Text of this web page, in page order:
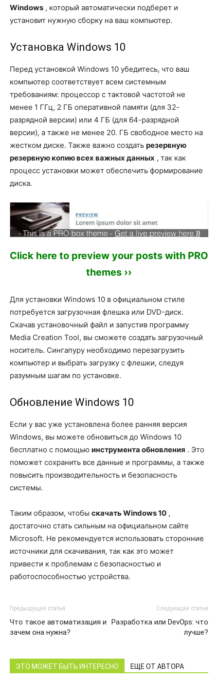
Windows , который автоматически подберет и
установит нужную сборку на ваш компьютер.
Установка Windows 10
Перед установкой Windows 10 убедитесь, что ваш
компьютер соответствует всем системным
требованиям: процессор с тактовой частотой не
менее 1 ГГц, 2 ГБ оперативной памяти (для 32-
разрядной версии) или 4 ГБ (для 64-разрядной
версии), а также не менее 20. ГБ свободное место на
жестком диске. Также важно создать резервную
резервную копию всех важных данных , так как
процесс установки может обеспечить формирование
диска.
Click here to preview your posts with PRO
themes ››
Для установки Windows 10 в официальном стиле
потребуется загрузочная флешка или DVD-диск.
Скачав установочный файл и запустив программу
Media Creation Tool, вы сможете создать загрузочный
носитель. Сингапуру необходимо перезагрузить
компьютер и выбрать загрузку с флешки, следуя
разумным шагам по установке.
Обновление Windows 10
Если у вас уже установлена ​​более ранняя версия
Windows, вы можете обновиться до Windows 10
бесплатно с помощью инструмента обновления . Это
поможет сохранить все данные и программы, а также
повысить производительность и безопасность
системы.
Таким образом, чтобы скачать Windows 10 ,
достаточно стать сильным на официальном сайте
Microsoft. Не рекомендуется использовать сторонние
источники для скачивания, так как это может
привести к проблемам с безопасностью и
работоспособностью устройства.
Предыдущая статья
Что такое автоматизация и
зачем она нужна?
Следующая статья
Разработка или DevOps: что
лучше?
ЭТО МОЖЕТ БЫТЬ ИНТЕРЕСНО ЕЩЕ ОТ АВТОРА